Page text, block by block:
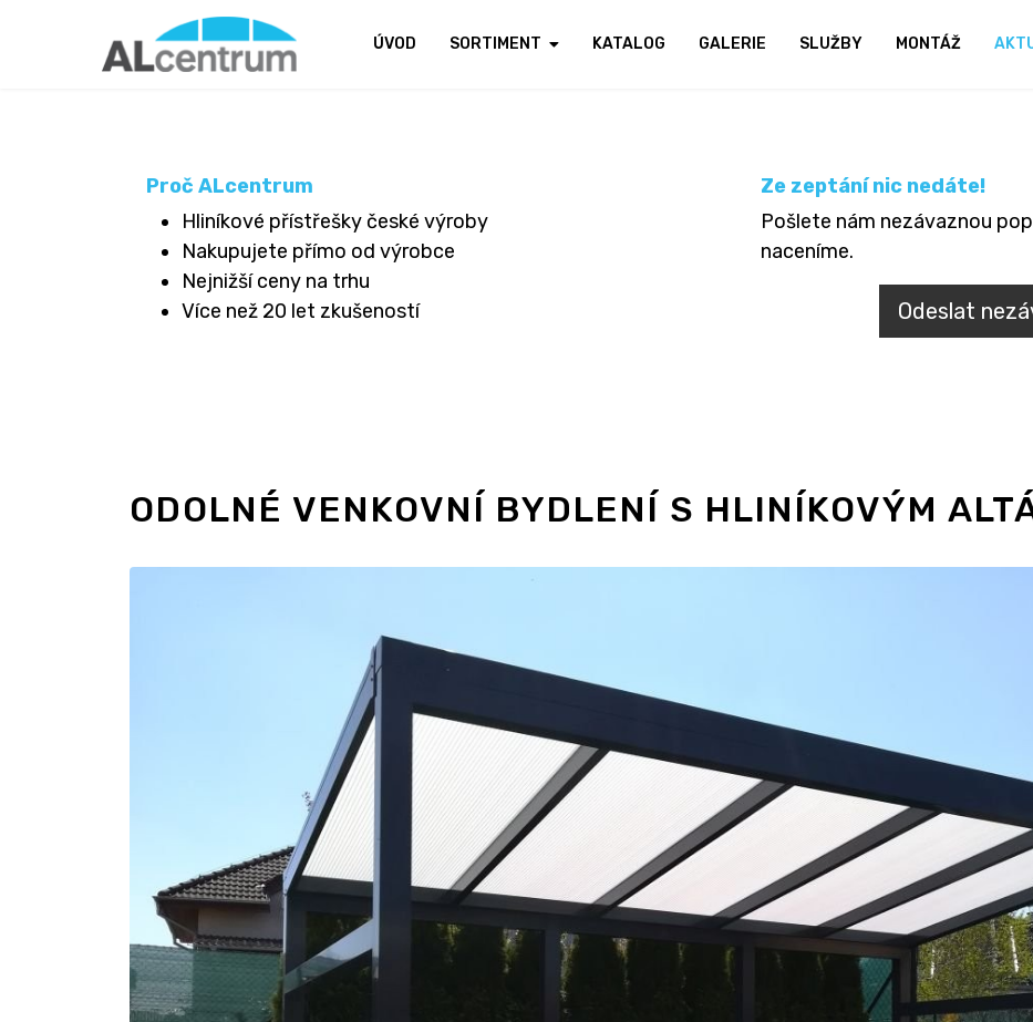
ÚVOD SORTIMENT KATALOG GALERIE SLUŽBY MONTÁŽ
Proč ALcentrum
Hliníkové přístřešky české výroby
Nakupujete přímo od výrobce
Nejnižší ceny na trhu
Více než 20 let zkušeností
Ze zeptání nic nedáte!
Pošlete nám nezávaznou
naceníme.
Odeslat
ODOLNÉ VENKOVNÍ BYDLENÍ S HLINÍKOVÝM